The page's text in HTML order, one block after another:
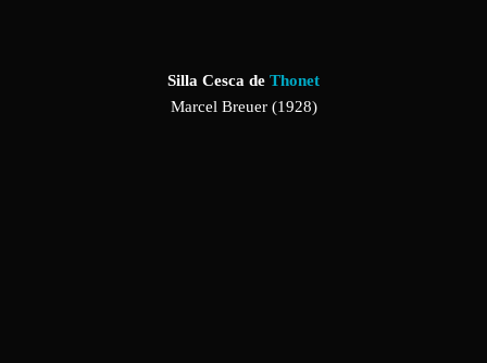
Silla Cesca de Thonet
Marcel Breuer (1928)